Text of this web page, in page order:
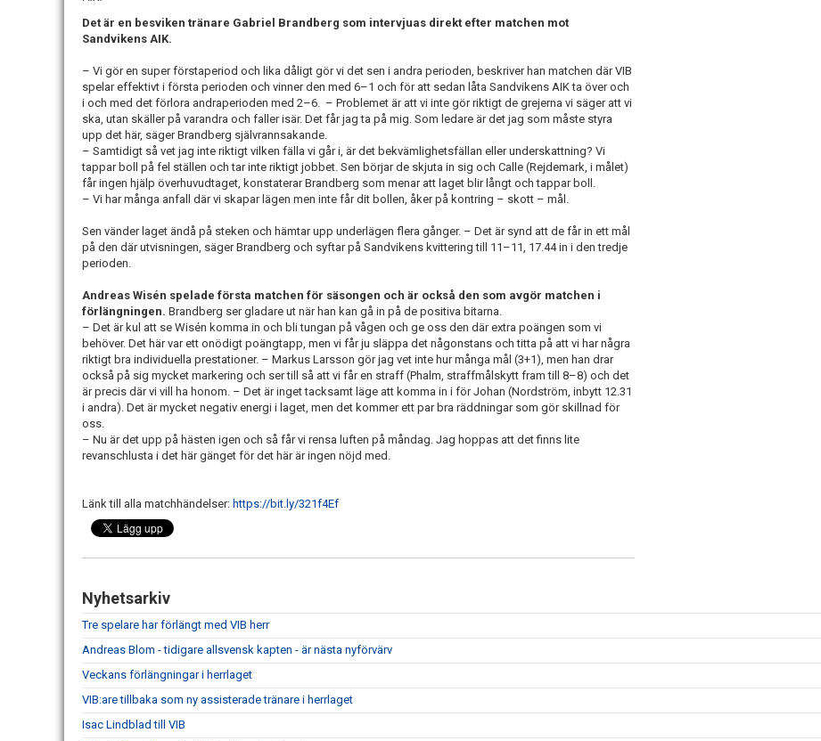
Det är en besviken tränare Gabriel Brandberg som intervjuas direkt efter matchen mot
Sandvikens AIK.
– Vi gör en super förstaperiod och lika dåligt gör vi det sen i andra perioden, beskriver han matchen där VIB
spelar effektivt i första perioden och vinner den med 6–1 och för att sedan låta Sandvikens AIK ta över och
i och med det förlora andraperioden med 2–6. – Problemet är att vi inte gör riktigt de grejerna vi säger att vi
ska, utan skäller på varandra och faller isär. Det får jag ta på mig. Som ledare är det jag som måste styra
upp det här, säger Brandberg självrannsakande.
– Samtidigt så vet jag inte riktigt vilken fälla vi går i, är det bekvämlighetsfällan eller underskattning? Vi
tappar boll på fel ställen och tar inte riktigt jobbet. Sen börjar de skjuta in sig och Calle (Rejdemark, i målet)
får ingen hjälp överhuvudtaget, konstaterar Brandberg som menar att laget blir långt och tappar boll.
– Vi har många anfall där vi skapar lägen men inte får dit bollen, åker på kontring – skott – mål.
Sen vänder laget ändå på steken och hämtar upp underlägen flera gånger. – Det är synd att de får in ett mål
på den där utvisningen, säger Brandberg och syftar på Sandvikens kvittering till 11–11, 17.44 in i den tredje
perioden.
Andreas Wisén spelade första matchen för säsongen och är också den som avgör matchen i
förlängningen. Brandberg ser gladare ut när han kan gå in på de positiva bitarna.
– Det är kul att se Wisén komma in och bli tungan på vågen och ge oss den där extra poängen som vi
behöver. Det här var ett onödigt poängtapp, men vi får ju släppa det någonstans och titta på att vi har några
riktigt bra individuella prestationer. – Markus Larsson gör jag vet inte hur många mål (3+1), men han drar
också på sig mycket markering och ser till så att vi får en straff (Phalm, straffmålskytt fram till 8–8) och det
är precis där vi vill ha honom. – Det är inget tacksamt läge att komma in i för Johan (Nordström, inbytt 12.31
i andra). Det är mycket negativ energi i laget, men det kommer ett par bra räddningar som gör skillnad för
oss.
– Nu är det upp på hästen igen och så får vi rensa luften på måndag. Jag hoppas att det finns lite
revanschlusta i det här gänget för det här är ingen nöjd med.
Länk till alla matchhändelser: https://bit.ly/321f4Ef
Nyhetsarkiv
Tre spelare har förlängt med VIB herr
Andreas Blom - tidigare allsvensk kapten - är nästa nyförvärv
Veckans förlängningar i herrlaget
VIB:are tillbaka som ny assisterade tränare i herrlaget
Isac Lindblad till VIB